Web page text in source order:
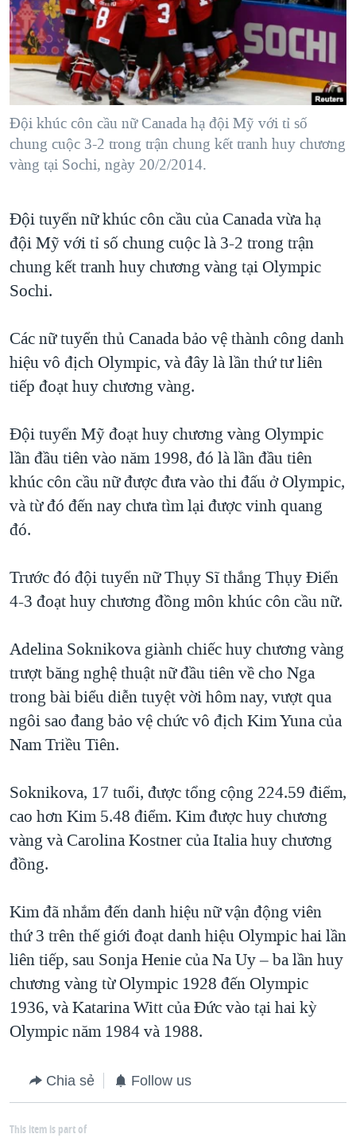
"Tìm"NGƯỜI VIỆT HẢI NGOẠI
ĐỜI SỐNG
KINH TẾ
KHOA HỌC
SỨC KHOẺ
VĂN HOÁ
GIÁO DỤC
TẠI
HÀNH TRÌNH BẦU CỬ 2024
MỘT NĂM CHIẾN TRANH TẠI DẢI GAZA
GIẢI MÃ VÀNH ĐAI & CON ĐƯỜNG
NGÀY TỊ NẠN THẾ GIỚI
TRỊNH VĨNH BÌNH - NGƯỜI HẠ 'BÊN THẮNG CUỘC'
GROUND ZERO – XƯA VÀ NAY
CÁC GIÁ TRỊ CỘNG HÒA Ở VIỆT NAM
THƯỢNG ĐỈNH TRUMP-KIM TẠI VIỆT NAM
TRỊNH VĨNH BÌNH VS. CHÍNH PHỦ VIỆT NAM
BÊN KIA QUỐC LỘ: TIẾNG VỌNG TỪ NÔNG THÔN MỸ
VIDEO
NGHE
MẠNG XÃ HỘI
Ngôn ngữ khác
Ðội khúc côn cầu nữ Canada hạ đội Mỹ với tỉ số
chung cuộc 3-2 trong trận chung kết tranh huy chương
vàng tại Sochi, ngày 20/2/2014.
Ðội tuyển nữ khúc côn cầu của Canada vừa hạ
đội Mỹ với tỉ số chung cuộc là 3-2 trong trận
chung kết tranh huy chương vàng tại Olympic
Sochi.
Các nữ tuyển thủ Canada bảo vệ thành công danh
hiệu vô địch Olympic, và đây là lần thứ tư liên
tiếp đoạt huy chương vàng.
Ðội tuyển Mỹ đoạt huy chương vàng Olympic
lần đầu tiên vào năm 1998, đó là lần đầu tiên
khúc côn cầu nữ được đưa vào thi đấu ở Olympic,
và từ đó đến nay chưa tìm lại được vinh quang
đó.
Trước đó đội tuyển nữ Thụy Sĩ thắng Thụy Ðiển
4-3 đoạt huy chương đồng môn khúc côn cầu nữ.
Adelina Soknikova giành chiếc huy chương vàng
trượt băng nghệ thuật nữ đầu tiên về cho Nga
trong bài biểu diễn tuyệt vời hôm nay, vượt qua
ngôi sao đang bảo vệ chức vô địch Kim Yuna của
Nam Triều Tiên.
Soknikova, 17 tuổi, được tổng cộng 224.59 điểm,
cao hơn Kim 5.48 điểm. Kim được huy chương
vàng và Carolina Kostner của Italia huy chương
đồng.
Kim đã nhắm đến danh hiệu nữ vận động viên
thứ 3 trên thế giới đoạt danh hiệu Olympic hai lần
liên tiếp, sau Sonja Henie của Na Uy – ba lần huy
chương vàng từ Olympic 1928 đến Olympic
1936, và Katarina Witt của Ðức vào tại hai kỳ
Olympic năm 1984 và 1988.
Chia sẻ Follow us
This item is part of